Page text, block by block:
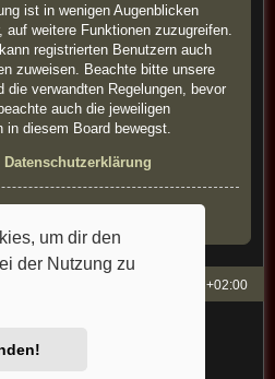
um dir den
der Nutzung zu
ist in wenigen Augenblicken
auf weitere Funktionen zuzugreifen.
registrierten Benutzern auch
zuweisen. Beachte bitte unsere
die verwandten Regelungen, bevor
auch die jeweiligen
in diesem Board bewegst.
Datenschutzerklärung
UTC+02:00